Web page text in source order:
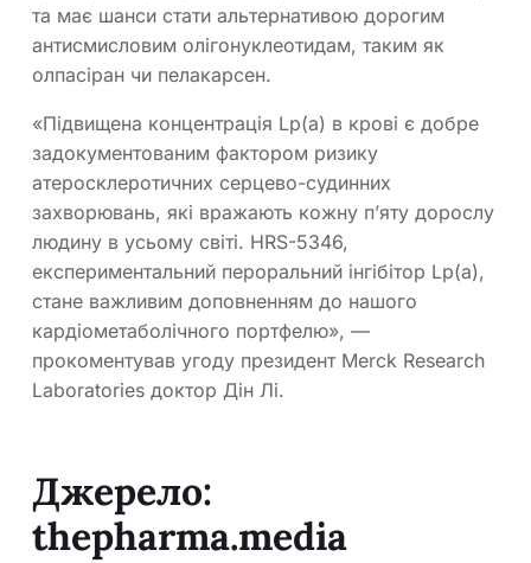
та має шанси стати альтернативою дорогим
антисмисловим олігонуклеотидам, таким як
олпасіран чи пелакарсен.
«Підвищена концентрація Lp(a) в крові є добре
задокументованим фактором ризику
атеросклеротичних серцево-судинних
захворювань, які вражають кожну пʼяту дорослу
людину в усьому світі. HRS-5346,
експериментальний пероральний інгібітор Lp(a),
стане важливим доповненням до нашого
кардіометаболічного портфелю», —
прокоментував угоду президент Merck Research
Laboratories доктор Дін Лі.
Джерело:
thepharma.media